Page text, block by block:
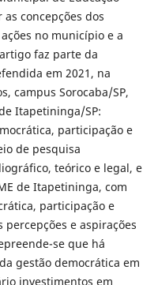
concepções dos
no município e a
faz parte da
em 2021, na
campus Sorocaba/SP,
Itapetininga/SP:
participação e
de pesquisa
teórico e legal, e
de Itapetininga, com
participação e
e aspirações
se que há
gestão democrática em
investimentos em